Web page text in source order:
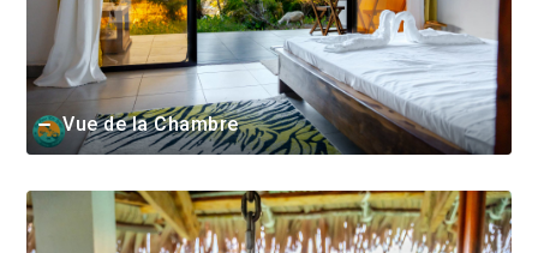
Vue de la Chambre